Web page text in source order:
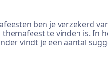
ben je verzekerd
te vinden is. In
vindt je een aantal